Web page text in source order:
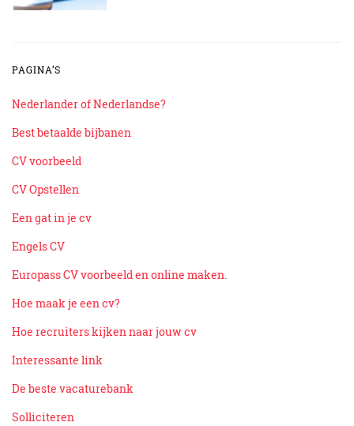
PAGINA’S
Nederlander of Nederlandse?
Best betaalde bijbanen
CV voorbeeld
CV Opstellen
Een gat in je cv
Engels CV
Europass CV voorbeeld en online maken.
Hoe maak je een cv?
Hoe recruiters kijken naar jouw cv
Interessante link
De beste vacaturebank
Solliciteren